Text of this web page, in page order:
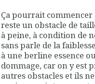
Ça pourrait
reste un obstacle de
à peine, à condition de
sans parle de la
à une berline essence
dommage, car on y est
autres obstacles et ils